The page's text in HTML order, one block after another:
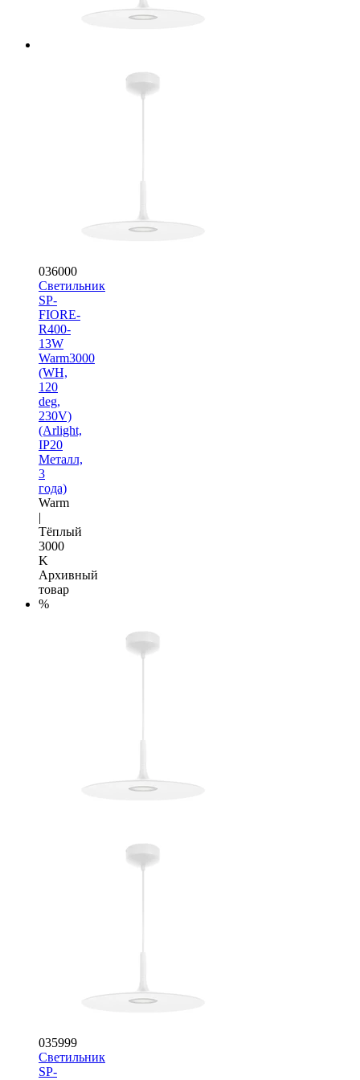
036000
Светильник
SP-
FIORE-
R400-
13W
Warm3000
(WH,
120
deg,
230V)
(Arlight,
IP20
Металл,
3
года)
Warm
|
Тёплый
3000
K
Архивный
товар
%
035999
Светильник
SP-